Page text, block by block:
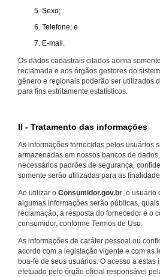
Sexo;
Telefone; e
E-mail.
Os dados cadastrais citados acima
reclamada e aos órgãos gestores do
gênero e regionais poderão ser utilizados
para fins estritamente estatísticos.
II - Tratamento das informações
As informações fornecidas pelos usuários
armazenadas em nossos bancos de
necessários padrões de segurança,
somente serão utilizadas para as
Ao utilizar o Consumidor.gov.br, o usuário
algumas informações serão públicas,
reclamação, a resposta do fornecedor e o
consumidor, conforme Termos de Uso.
As informações de caráter pessoal ou
acordo com a legislação vigente e com as
boa-fé de seus usuários. O acesso a estas
efetuado pelo órgão oficial responsável